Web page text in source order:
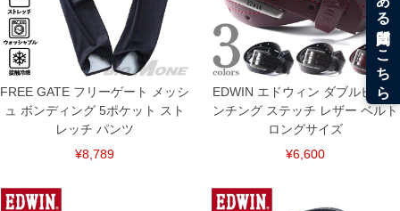
FREE GATE フリーゲート メッシ
ュ ボンディング 5ポケット スト
レッチ パンツ
¥8,789
EDWIN エドウィン ダブルピンパ
ンチング ステッチ レザー ベルト
ロングサイズ
¥6,600